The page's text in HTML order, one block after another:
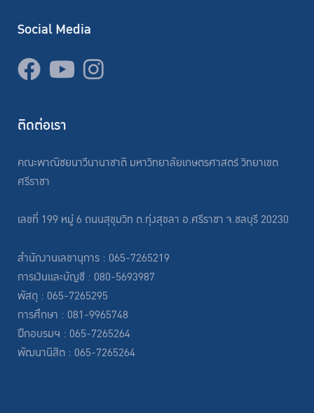
Social Media
ติดต่อเรา
คณะพาณิชยนาวีนานาชาติ มหาวิทยาลัยเกษตรศาสตร์ วิทยาเขต
ศรีราชา
เลขที่ 199 หมู่ 6 ถนนสุขุมวิท ต.ทุ่งสุขลา อ.ศรีราชา จ.ชลบุรี 20230
สำนักงานเลขานุการ : 065-7265219
การเงินและบัญชี : 080-5693987
พัสดุ : 065-7265295
การศึกษา : 081-9965748
ฝึกอบรมฯ : 065-7265264
พัฒนานิสิต : 065-7265264